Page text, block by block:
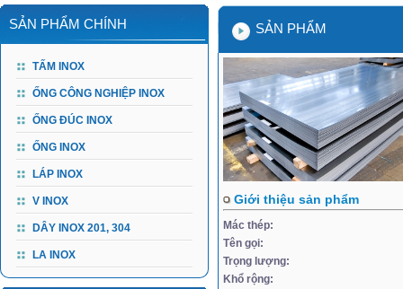
SẢN PHẨM CHÍNH
TẤM INOX
ỐNG CÔNG NGHIỆP INOX
ỐNG ĐÚC INOX
ỐNG INOX
LÁP INOX
V INOX
DÂY INOX 201, 304
LA INOX
SẢN PHẨM
Giới thiệu sản phẩm
Mác thép:
Tên gọi:
Trọng lượng:
Khổ rộng: